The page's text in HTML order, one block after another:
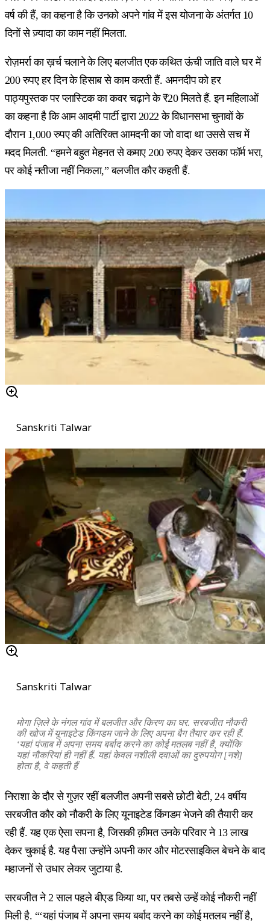
वर्ष की हैं, का कहना है कि उनको अपने गांव में इस योजना के अंतर्गत 10
दिनों से ज़्यादा का काम नहीं मिलता.
रोज़मर्रा का ख़र्च चलाने के लिए बलजीत एक कथित ऊंची जाति वाले घर में
200 रुपए हर दिन के हिसाब से काम करती हैं. अमनदीप को हर
पाठ्यपुस्तक पर प्लास्टिक का कवर चढ़ाने के ₹20 मिलते हैं. इन महिलाओं
का कहना है कि आम आदमी पार्टी द्वारा 2022 के विधानसभा चुनावों के
दौरान 1,000 रुपए की अतिरिक्त आमदनी का जो वादा था उससे सच में
मदद मिलती. “हमने बहुत मेहनत से कमाए 200 रुपए देकर उसका फॉर्म भरा,
पर कोई नतीजा नहीं निकला,” बलजीत कौर कहती हैं.
Sanskriti Talwar
Sanskriti Talwar
मोगा ज़िले के नंगल गांव में बलजीत और किरण का घर. सरबजीत नौकरी
की खोज में यूनाइटेड किंगडम जाने के लिए अपना बैग तैयार कर रही हैं.
‘यहां पंजाब में अपना समय बर्बाद करने का कोई मतलब नहीं है, क्योंकि
यहां नौकरियां ही नहीं हैं. यहां केवल नशीली दवाओं का दुरुपयोग [नशे]
होता है, वे कहती हैं
निराशा के दौर से गुज़र रहीं बलजीत अपनी सबसे छोटी बेटी, 24 वर्षीय
सरबजीत कौर को नौकरी के लिए यूनाइटेड किंगडम भेजने की तैयारी कर
रही हैं. यह एक ऐसा सपना है, जिसकी क़ीमत उनके परिवार ने 13 लाख
देकर चुकाई है. यह पैसा उन्होंने अपनी कार और मोटरसाइकिल बेचने के बाद
महाजनों से उधार लेकर जुटाया है.
सरबजीत ने 2 साल पहले बीएड किया था, पर तबसे उन्हें कोई नौकरी नहीं
मिली है. “‘यहां पंजाब में अपना समय बर्बाद करने का कोई मतलब नहीं है,